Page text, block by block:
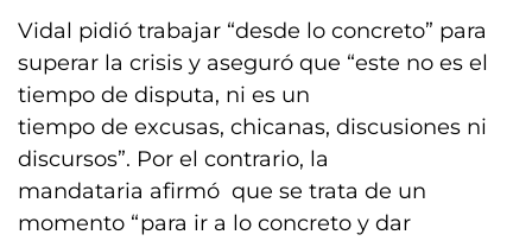
Vidal pidió trabajar “desde lo concreto” para
superar la crisis y aseguró que “este no es el
tiempo de disputa, ni es un
tiempo de excusas, chicanas, discusiones ni
discursos”. Por el contrario, la
mandataria afirmó que se trata de un
momento “para ir a lo concreto y dar